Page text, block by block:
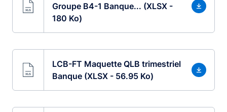
Groupe B4-1 Banque... (XLSX -
180 Ko)
LCB-FT Maquette QLB trimestriel
Banque (XLSX - 56.95 Ko)